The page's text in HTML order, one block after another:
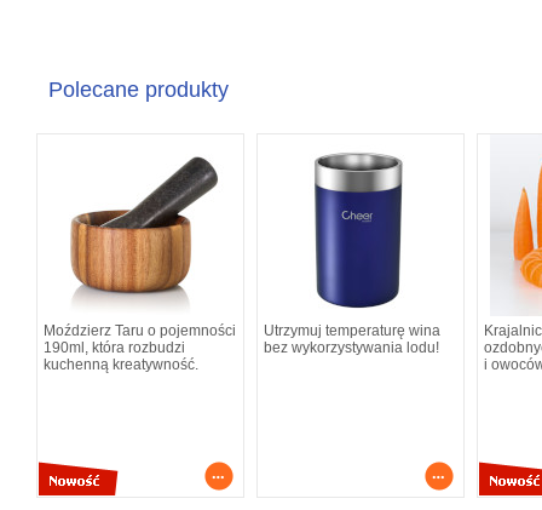
Polecane produkty
Moździerz Taru o pojemności
190ml, która rozbudzi
kuchenną kreatywność.
Utrzymuj temperaturę wina
bez wykorzystywania lodu!
i